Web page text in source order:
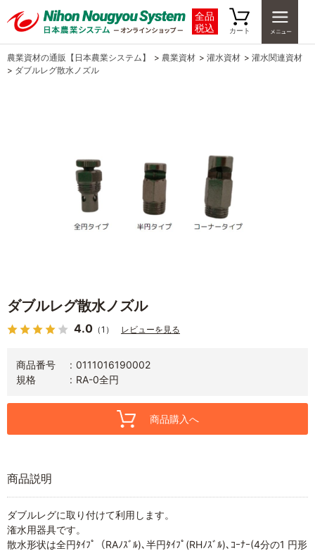
全品
税込
カート
農業資材の通販【日本農業システム】 > 農業資材 > 灌水資材 > 灌水関連資材
> ダブルレグ散水ノズル
ダブルレグ散水ノズル
4.0 （1） レビューを見る
商品番号
0111016190002
規格
RA-0全円
商品購入へ
商品説明
ダブルレグに取り付けて利用します。
潅水用器具です。
散水形状は全円ﾀｲﾌﾟ（RAﾉｽﾞﾙ)､半円ﾀｲﾌﾟ(RHﾉｽﾞﾙ)､ｺｰﾅｰ(4分の1 円形